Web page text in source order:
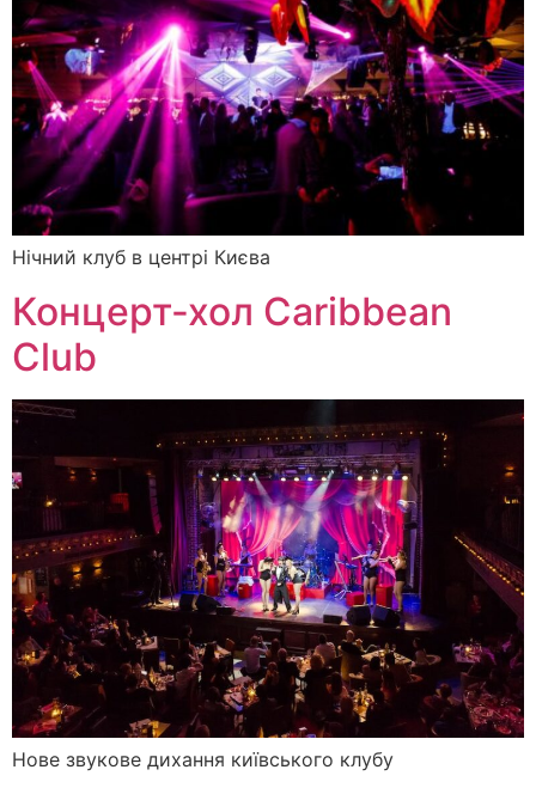
Нічний клуб в центрі Києва
Концерт-хол Caribbean
Club
Нове звукове дихання київського клубу